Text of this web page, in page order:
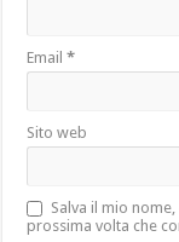
Email*
Sito web
Salva il mio
prossima volta che